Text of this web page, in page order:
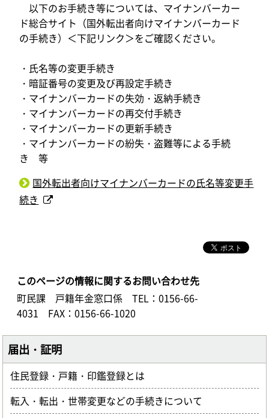
以下のお手続き等については、マイナンバーカー
ド総合サイト（国外転出者向けマイナンバーカード
の手続き）＜下記リンク＞をご確認ください。
・氏名等の変更手続き
・暗証番号の変更及び再設定手続き
・マイナンバーカードの失効・返納手続き
・マイナンバーカードの再交付手続き
・マイナンバーカードの更新手続き
・マイナンバーカードの紛失・盗難等による手続
き 等
国外転出者向けマイナンバーカードの氏名等変更手
続き
このページの情報に関するお問い合わせ先
町民課 戸籍年金窓口係
TEL：0156-66-
4031
FAX：0156-66-1020
届出・証明
住民登録・戸籍・印鑑登録とは
転入・転出・世帯変更などの手続きについて